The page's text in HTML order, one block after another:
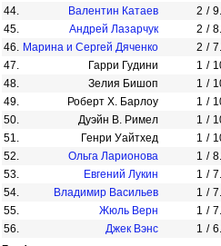
44.
Валентин Катаев 2 /
45.
Андрей Лазарчук 2 /
46. Марина и Сергей Дяченко 2 /
47.
Гарри Гудини 1 /
48.
Зелия Бишоп 1 /
49.
Роберт Х. Барлоу 1 /
50.
Дуэйн В. Римел 1 /
51.
Генри Уайтхед 1 /
52.
Ольга Ларионова 1 /
53.
Евгений Лукин 1 /
54.
Владимир Васильев 1 /
55.
Жюль Верн 1 /
56.
Джек Вэнс 1 /